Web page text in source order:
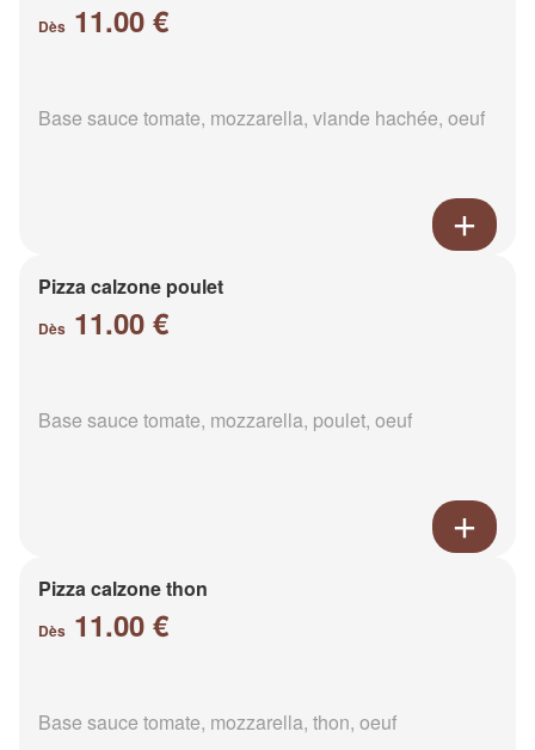
Dès 11.00 €
Base sauce tomate, mozzarella, viande hachée, oeuf
Pizza calzone poulet
Dès 11.00 €
Base sauce tomate, mozzarella, poulet, oeuf
Pizza calzone thon
Dès 11.00 €
Base sauce tomate, mozzarella, thon, oeuf